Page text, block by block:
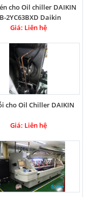
cho Oil chiller DAIKIN
2YC63BXD Daikin
Compressor
Giá: Liên hệ
cho Oil Chiller DAIKIN
Giá: Liên hệ